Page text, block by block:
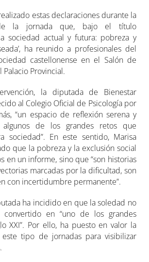
estas declaraciones durante la
de la jornada que, bajo el título
sociedad actual y futura: pobreza y
ha reunido a profesionales del
castellonense en el Salón de
Provincial.
la diputada de Bienestar
al Colegio Oficial de Psicología por
“un espacio de reflexión serena y
algunos de los grandes retos que
sociedad”. En este sentido, Marisa
que la pobreza y la exclusión social
en un informe, sino que “son historias
marcadas por la dificultad, son
con incertidumbre permanente”.
ha incidido en que la soledad no
convertido en “uno de los grandes
XXI”. Por ello, ha puesto en valor la
tipo de jornadas para visibilizar